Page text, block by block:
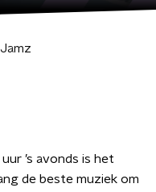
’s avonds is het
de beste muziek om